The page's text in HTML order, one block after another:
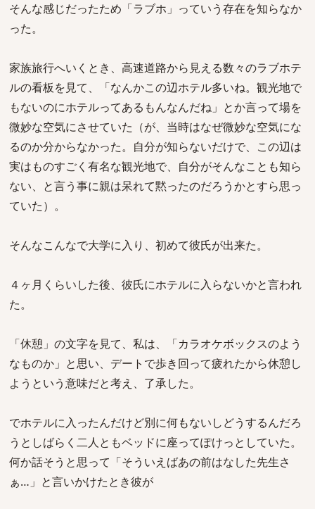
そんな感じだったため「ラブホ」っていう存在を知らなか
った。
家族旅行へいくとき、高速道路から見える数々のラブホテ
ルの看板を見て、「なんかこの辺ホテル多いね。観光地で
もないのにホテルってあるもんなんだね」とか言って場を
微妙な空気にさせていた（が、当時はなぜ微妙な空気にな
るのか分からなかった。自分が知らないだけで、この辺は
実はものすごく有名な観光地で、自分がそんなことも知ら
ない、と言う事に親は呆れて黙ったのだろうかとすら思っ
ていた）。
そんなこんなで大学に入り、初めて彼氏が出来た。
４ヶ月くらいした後、彼氏にホテルに入らないかと言われ
た。
「休憩」の文字を見て、私は、「カラオケボックスのよう
なものか」と思い、デートで歩き回って疲れたから休憩し
ようという意味だと考え、了承した。
でホテルに入ったんだけど別に何もないしどうするんだろ
うとしばらく二人ともベッドに座ってぽけっとしていた。
何か話そうと思って「そういえばあの前はなした先生さ
ぁ…」と言いかけたとき彼が